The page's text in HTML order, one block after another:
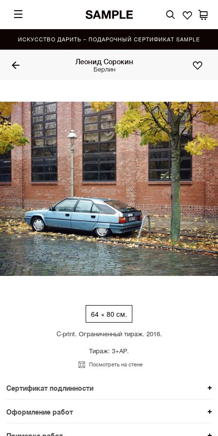
ИСКУССТВО ДАРИТЬ – ПОДАРОЧНЫЙ СЕРТИФИКАТ SAMPLE
Леонид Сорокин
Берлин
64 × 80 см.
C-print. Ограниченный тираж. 2016.
Тираж: 3+АР.
Посмотреть на стене
Сертификат подлинности
К каждому авторскому произведению мы
прикладываем сертификат подлинности. Для товаров
раздела SAMPLE СЕРИЯ сертификаты не
Оформление работ
При покупке произведения вы можете выбрать и